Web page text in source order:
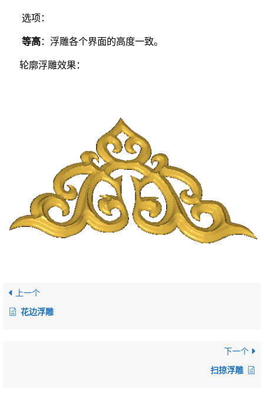
选项：
等高：浮雕各个界面的高度一致。
轮廓浮雕效果：
上一个
花边浮雕
下一个
扫掠浮雕